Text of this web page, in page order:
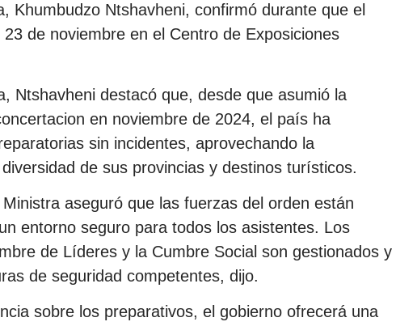
Khumbudzo Ntshavheni, confirmó durante que el
de noviembre en el Centro de Exposiciones
Ntshavheni destacó que, desde que asumió la
en noviembre de 2024, el país ha
sin incidentes, aprovechando la
de sus provincias y destinos turísticos.
aseguró que las fuerzas del orden están
entorno seguro para todos los asistentes. Los
de Líderes y la Cumbre Social son gestionados y
de seguridad competentes, dijo.
sobre los preparativos, el gobierno ofrecerá una